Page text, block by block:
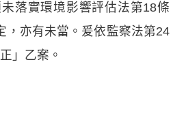
落實環境影響評估法第18條
，亦有未當。爰依監察法第24
」乙案。